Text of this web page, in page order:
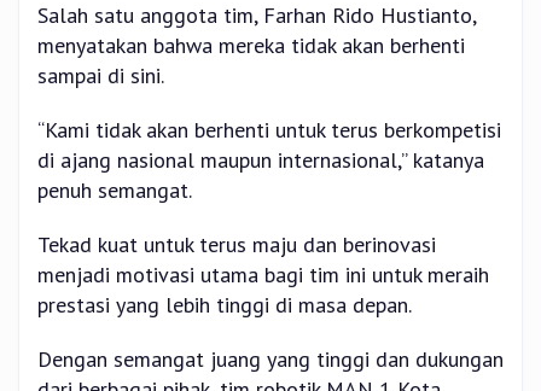
Salah satu anggota tim, Farhan Rido Hustianto,
menyatakan bahwa mereka tidak akan berhenti
sampai di sini.
“Kami tidak akan berhenti untuk terus berkompetisi
di ajang nasional maupun internasional,” katanya
penuh semangat.
Tekad kuat untuk terus maju dan berinovasi
menjadi motivasi utama bagi tim ini untuk meraih
prestasi yang lebih tinggi di masa depan.
Dengan semangat juang yang tinggi dan dukungan